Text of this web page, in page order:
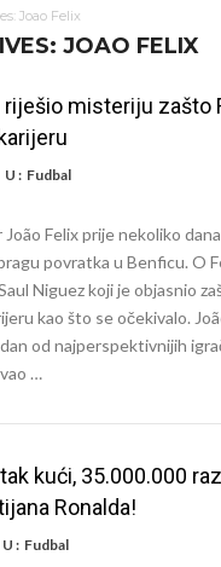
i koji je Liverpulov “plafon” za
italijanski petoligaš dobio
kluba ubijen u napadu ispred
na sahrani UFC borca! Red
FUDBALERA: Velika
Joao Felix
JOAO FELIX
riješio misteriju zašto
U : Fudbal
Felix prije nekoliko
povratka u Benficu. O
Niguez koji je objasnio
kao što se očekivalo.
od najperspektivnijih
…
kući, 35.000.000
Ronalda!
U : Fudbal